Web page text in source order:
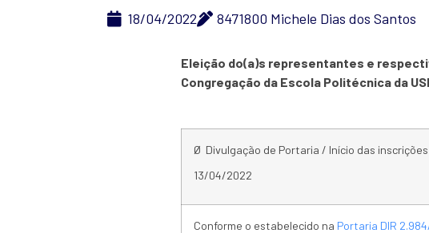
18/04/2022 8471800 Michele Dias dos Santos
Eleição do(a)s representantes e
Congregação da Escola Politécnica da
Ø Divulgação de Portaria / Início das inscrições
13/04/2022
Conforme o estabelecido na Portaria DIR